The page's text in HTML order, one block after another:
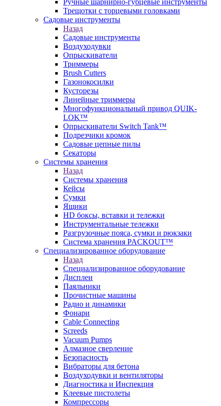
Ручные шарнирно-губцевые инструменты
Трещотки с торцевыми головками
Садовые инструменты
Назад
Садовые инструменты
Воздуходувки
Опрыскиватели
Триммеры
Brush Cutters
Газонокосилки
Кусторезы
Линейные триммеры
Многофункциональный привод QUIK-
LOK™
Опрыскиватели Switch Tank™
Подрезчики кромок
Садовые цепные пилы
Секаторы
Системы хранения
Назад
Системы хранения
Кейсы
Сумки
Ящики
HD боксы, вставки и тележки
Инструментальные тележки
Разгрузочные пояса, сумки и рюкзаки
Система хранения PACKOUT™
Специализированное оборудование
Назад
Специализированное оборудование
Дисплеи
Паяльники
Прочистные машины
Радио и динамики
Фонари
Cable Connecting
Screeds
Vacuum Pumps
Алмазное сверление
Безопасность
Вибраторы для бетона
Воздуходувки и вентиляторы
Диагностика и Инспекция
Клеевые пистолеты
Компрессоры